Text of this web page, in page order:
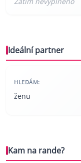
Ideální partner
HLEDÁM:
ženu
Kam na rande?